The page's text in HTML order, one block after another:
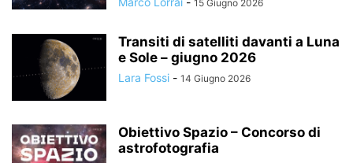
15 Giugno 2026
Transiti di satelliti davanti a Luna
e Sole – giugno 2026
Lara Fossi - 14 Giugno 2026
Obiettivo Spazio – Concorso di
astrofotografia